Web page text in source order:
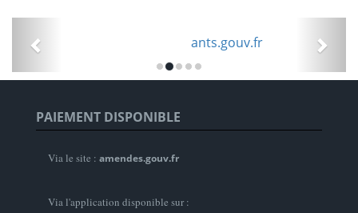
PAIEMENT DISPONIBLE
Via le site : amendes.gouv.fr
Via l'application disponible sur :